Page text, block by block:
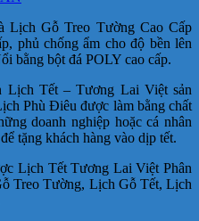
Gỗ Treo Tường Cao Cấp
phủ chống ẩm cho độ bền lên
bằng bột đá POLY cao cấp.
Lịch Tết – Tương Lai Việt sản
Phù Điêu được làm bằng chất
doanh nghiệp hoặc cá nhân
tặng khách hàng vào dịp tết.
Lịch Tết Tương Lai Việt Phân
Treo Tường, Lịch Gỗ Tết, Lịch